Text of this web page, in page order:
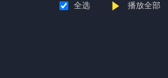
全选 播放全部